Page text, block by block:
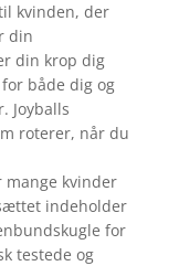
kvinden, der
din
din krop dig
både dig og
Joyballs
roterer, når du
kvinder
indeholder
for
testede og